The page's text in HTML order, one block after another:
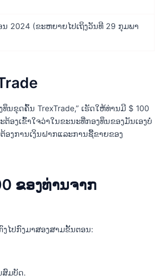
2024 (ຂະຫຍາຍໄປເຖິງວັນທີ 29 ກຸມພາ
ນຂຸດຄົ້ນ TrexTrade,” ເຮັດໃຫ້ທ່ານມີ $ 100
ອງເຂົ້າໃຈວ່າໃນຂະນະທີ່ກອງທຶນຂອງມັນເອງບໍ່
ງການເງິນຝາກແລະການຊື້ຂາຍຂອງ
ຂອງທ່ານຈາກ
ງໄປກົງມາສອງສາມຂັ້ນຕອນ:
ສົມບັດ.